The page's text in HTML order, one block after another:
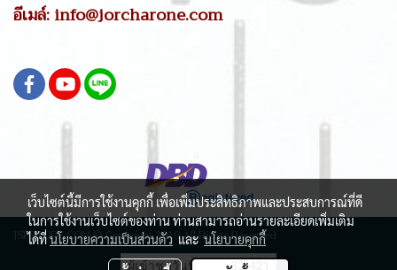
อีเมล์: info@jorcharone.com
JSPSTORE.COM © Copyright 2019 All Rights Reserved
ผู้เข้าชมวันนี้ 32,421
เว็บไซต์นี้มีการใช้งานคุกกี้ เพื่อเพิ่มประสิทธิภาพและประสบการณ์ที่ดี
ในการใช้งานเว็บไซต์ของท่าน ท่านสามารถอ่านรายละเอียดเพิ่มเติม
ได้ที่นโยบายความเป็นส่วนตัวและนโยบายคุกกี้